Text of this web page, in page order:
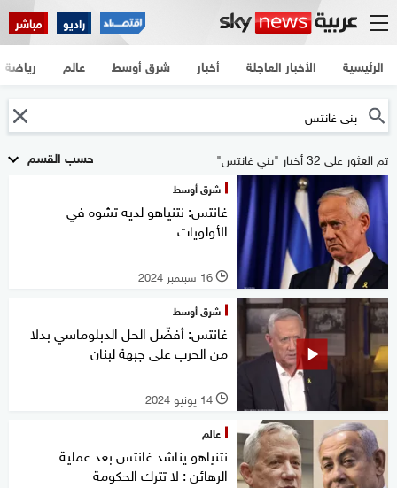
راديو مباشر
الرئيسية الأخبار العاجلة أخبار شرق أوسط عالم رياضة
حسب القسم تم العثور على 32 أخبار "بني غانتس"
شرق أوسط
غانتس: نتنياهو لديه تشوه في
الأولويات
l 16 سبتمبر 2024
شرق أوسط
غانتس: أفضّل الحل الدبلوماسي بدلا
من الحرب على جبهة لبنان
l 14 يونيو 2024
عالم
نتنياهو يناشد غانتس بعد عملية
الرهائن : لا تترك الحكومة